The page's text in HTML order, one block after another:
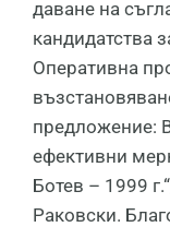
даване на
кандидатства
Оперативна
предложение:
ефективни
Ботев – 1999
Раковски.